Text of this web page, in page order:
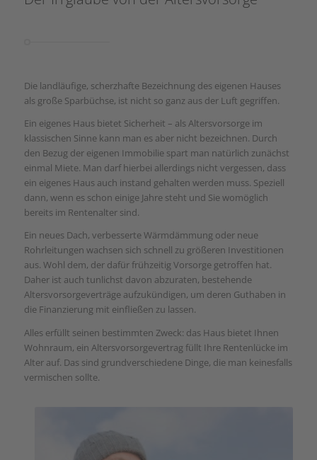
Die landläufige, scherzhafte Bezeichnung des eigenen Hauses
als große Sparbüchse, ist nicht so ganz aus der Luft gegriffen.
Ein eigenes Haus bietet Sicherheit – als Altersvorsorge im
klassischen Sinne kann man es aber nicht bezeichnen. Durch
den Bezug der eigenen Immobilie spart man natürlich zunächst
einmal Miete. Man darf hierbei allerdings nicht vergessen, dass
ein eigenes Haus auch instand gehalten werden muss. Speziell
dann, wenn es schon einige Jahre steht und Sie womöglich
bereits im Rentenalter sind.
Ein neues Dach, verbesserte Wärmdämmung oder neue
Rohrleitungen wachsen sich schnell zu größeren Investitionen
aus. Wohl dem, der dafür frühzeitig Vorsorge getroffen hat.
Daher ist auch tunlichst davon abzuraten, bestehende
Altersvorsorgeverträge aufzukündigen, um deren Guthaben in
die Finanzierung mit einfließen zu lassen.
Alles erfüllt seinen bestimmten Zweck: das Haus bietet Ihnen
Wohnraum, ein Altersvorsorgevertrag füllt Ihre Rentenlücke im
Alter auf. Das sind grundverschiedene Dinge, die man keinesfalls
vermischen sollte.